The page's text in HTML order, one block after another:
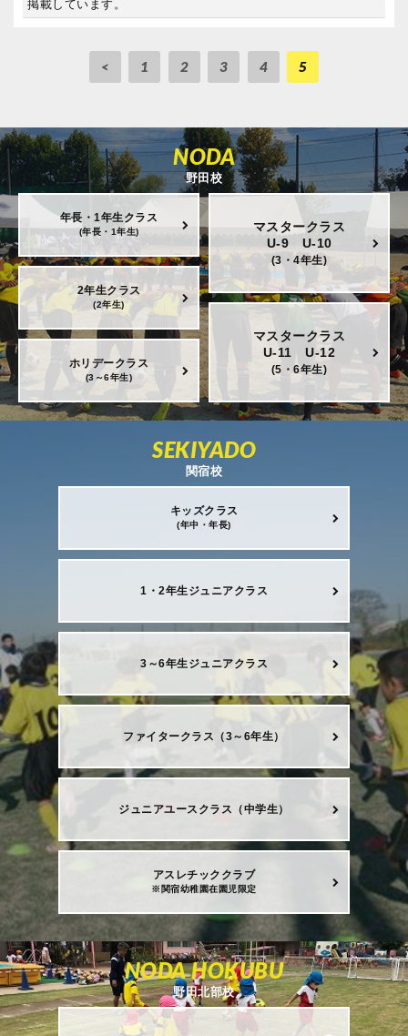
掲載しています。
< 1 2 3 4 5
NODA
野田校
年長・1年生クラス
(年長・1年生)
2年生クラス
(2年生)
ホリデークラス
(3～6年生)
マスタークラス
U-9 U-10
(3・4年生)
マスタークラス
U-11 U-12
(5・6年生)
SEKIYADO
関宿校
キッズクラス
(年中・年長)
1・2年生ジュニアクラス
3～6年生ジュニアクラス
ファイタークラス（3～6年生）
ジュニアユースクラス（中学生）
アスレチッククラブ
※関宿幼稚園在園児限定
NODA HOKUBU
野田北部校